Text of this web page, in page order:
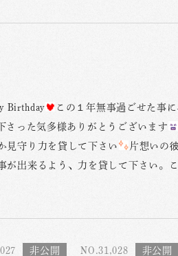
Birthday
この１年無事過ごせた事
さった気多様ありがとうございます
見守り力を貸して下さい
片想いの
出来るよう、力を貸して下さい。
NO.31,028